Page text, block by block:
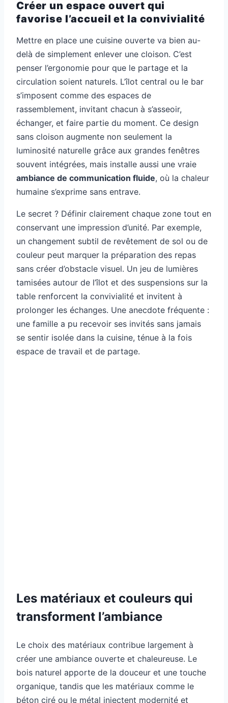
Créer un espace ouvert qui
favorise l’accueil et la convivialité
Mettre en place une cuisine ouverte va bien au-
delà de simplement enlever une cloison. C’est
penser l’ergonomie pour que le partage et la
circulation soient naturels. L’îlot central ou le bar
s’imposent comme des espaces de
rassemblement, invitant chacun à s’asseoir,
échanger, et faire partie du moment. Ce design
sans cloison augmente non seulement la
luminosité naturelle grâce aux grandes fenêtres
souvent intégrées, mais installe aussi une vraie
ambiance de communication fluide, où la chaleur
humaine s’exprime sans entrave.
Le secret ? Définir clairement chaque zone tout en
conservant une impression d’unité. Par exemple,
un changement subtil de revêtement de sol ou de
couleur peut marquer la préparation des repas
sans créer d’obstacle visuel. Un jeu de lumières
tamisées autour de l’îlot et des suspensions sur la
table renforcent la convivialité et invitent à
prolonger les échanges. Une anecdote fréquente :
une famille a pu recevoir ses invités sans jamais
se sentir isolée dans la cuisine, ténue à la fois
espace de travail et de partage.
Les matériaux et couleurs qui
transforment l’ambiance
Le choix des matériaux contribue largement à
créer une ambiance ouverte et chaleureuse. Le
bois naturel apporte de la douceur et une touche
organique, tandis que les matériaux comme le
béton ciré ou le métal injectent modernité et